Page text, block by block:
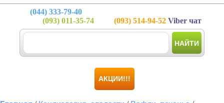
(044) 333-79-40
(093) 011-35-74 (093) 514-94-52 Viber чат
НАЙТИ
АКЦИИ!!!